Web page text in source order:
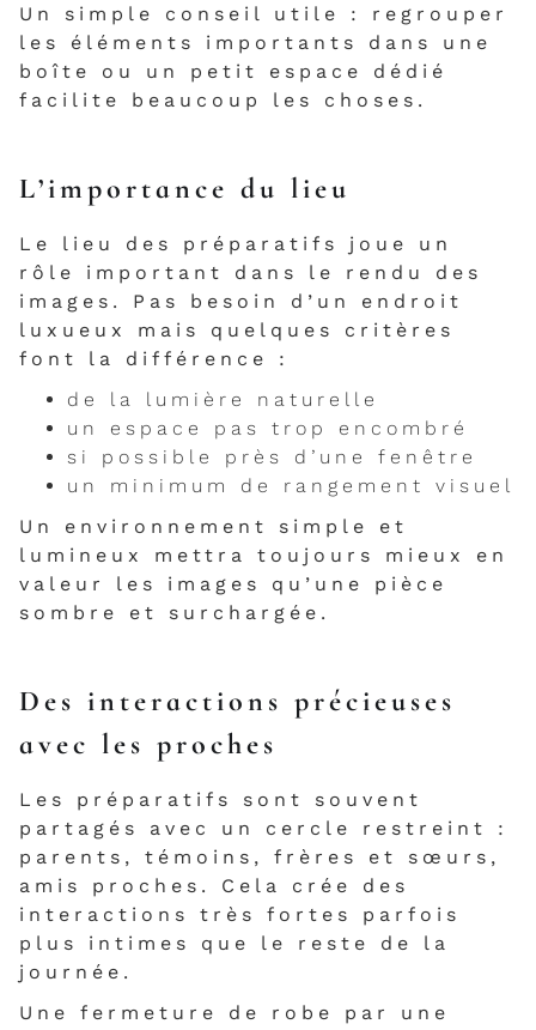
Un simple conseil utile : regrouper
les éléments importants dans une
boîte ou un petit espace dédié
facilite beaucoup les choses.
L’importance du lieu
Le lieu des préparatifs joue un
rôle important dans le rendu des
images. Pas besoin d’un endroit
luxueux mais quelques critères
font la différence :
de la lumière naturelle
un espace pas trop encombré
si possible près d’une fenêtre
un minimum de rangement visuel
Un environnement simple et
lumineux mettra toujours mieux en
valeur les images qu’une pièce
sombre et surchargée.
Des interactions précieuses
avec les proches
Les préparatifs sont souvent
partagés avec un cercle restreint :
parents, témoins, frères et sœurs,
amis proches. Cela crée des
interactions très fortes parfois
plus intimes que le reste de la
journée.
Une fermeture de robe par une